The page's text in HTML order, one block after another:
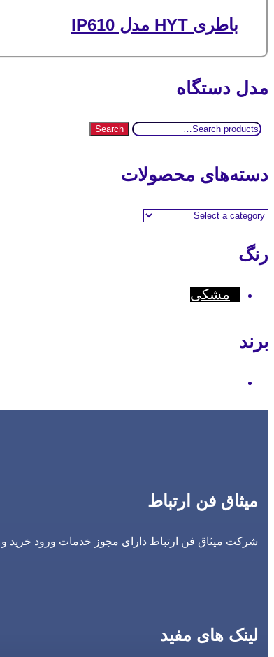
باطری HYT مدل IP610
مدل دستگاه
Search
Search
دسته‌های محصولات
رنگ
مشکی
برند
میثاق فن ارتباط
شرکت میثاق فن ارتباط دارای مجوز خدمات ورود خرید
لینک های مفید